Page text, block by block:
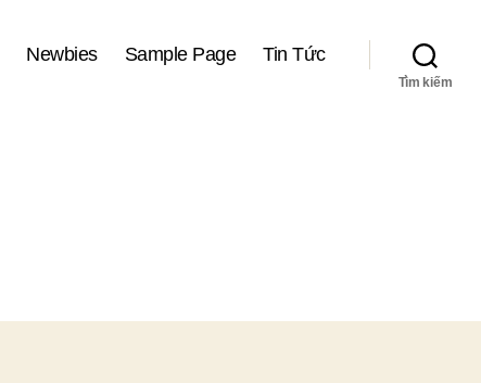
Newbies Sample Page Tin Tức
Tìm kiếm